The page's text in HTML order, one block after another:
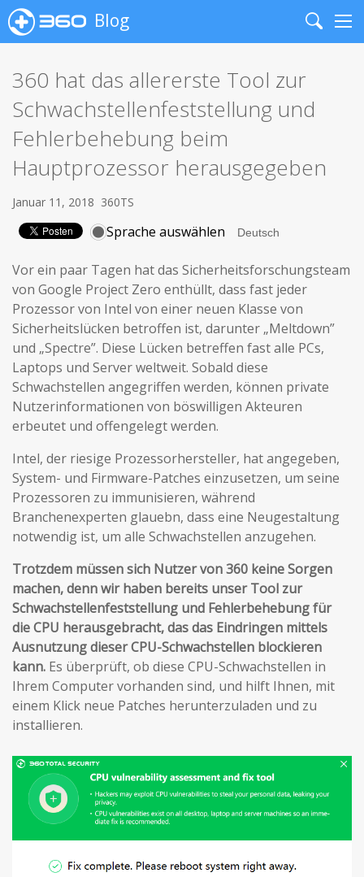
Blog
Search
360 hat das allererste Tool zur
Schwachstellenfeststellung und
Fehlerbehebung beim
Hauptprozessor herausgegeben
Januar 11, 2018 360TS
Sprache auswählen
Vor ein paar Tagen hat das Sicherheitsforschungsteam
von Google Project Zero enthüllt, dass fast jeder
Prozessor von Intel von einer neuen Klasse von
Sicherheitslücken betroffen ist, darunter „Meltdown”
und „Spectre”. Diese Lücken betreffen fast alle PCs,
Laptops und Server weltweit. Sobald diese
Schwachstellen angegriffen werden, können private
Nutzerinformationen von böswilligen Akteuren
erbeutet und offengelegt werden.
Intel, der riesige Prozessorhersteller, hat angegeben,
System- und Firmware-Patches einzusetzen, um seine
Prozessoren zu immunisieren, während
Branchenexperten glauebn, dass eine Neugestaltung
notwendig ist, um alle Schwachstellen anzugehen.
Trotzdem müssen sich Nutzer von 360 keine Sorgen
machen, denn wir haben bereits unser Tool zur
Schwachstellenfeststellung und Fehlerbehebung für
die CPU herausgebracht, das das Eindringen mittels
Ausnutzung dieser CPU-Schwachstellen blockieren
kann. Es überprüft, ob diese CPU-Schwachstellen in
Ihrem Computer vorhanden sind, und hilft Ihnen, mit
einem Klick neue Patches herunterzuladen und zu
installieren.